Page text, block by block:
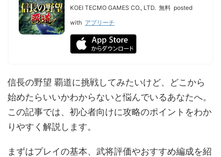
KOEI TECMO GAMES CO., LTD. 無料 posted
with アプリーチ
信長の野望 覇道に挑戦してみたいけど、どこから
始めたらいいかわからないと悩んでいるあなたへ。
この記事では、初心者向けに攻略のポイントをわか
りやすく解説します。
まずはプレイの基本、武将評価やおすすめ編成を紹